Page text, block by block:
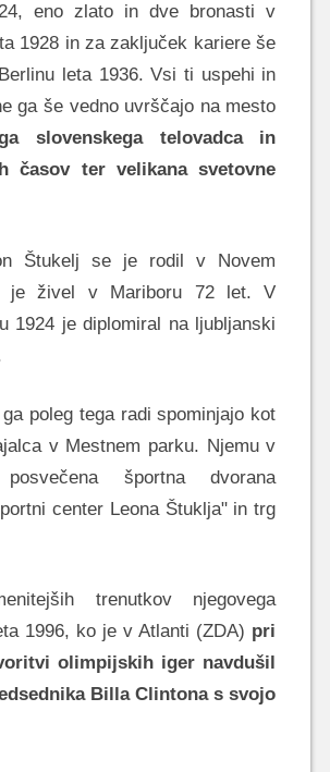
eno zlato in dve bronasti v
1928 in za zaključek kariere še
leta 1936. Vsi ti uspehi in
ga še vedno uvrščajo na mesto
slovenskega telovadca in
časov ter velikana svetovne
Štukelj se je rodil v Novem
je živel v Mariboru 72 let. V
1924 je diplomiral na ljubljanski
poleg tega radi spominjajo kot
v Mestnem parku. Njemu v
športna dvorana
center Leona Štuklja" in trg
trenutkov njegovega
1996, ko je v Atlanti (ZDA) pri
olimpijskih iger navdušil
Billa Clintona s svojo